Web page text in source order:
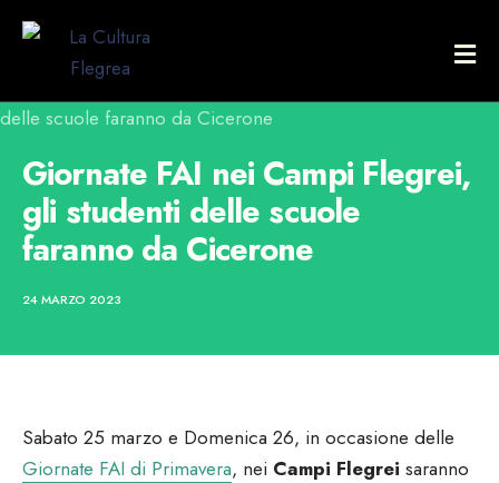
Giornate FAI nei Campi Flegrei,
gli studenti delle scuole
faranno da Cicerone
24 MARZO 2023
Sabato 25 marzo e Domenica 26, in occasione delle
Giornate FAI di Primavera, nei Campi Flegrei saranno